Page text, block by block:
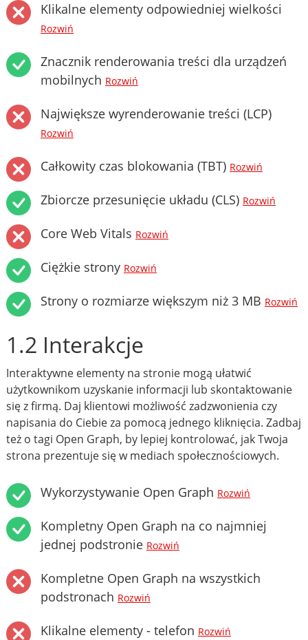
Klikalne elementy odpowiedniej wielkości
Rozwiń
Znacznik renderowania treści dla urządzeń
mobilnych Rozwiń
Największe wyrenderowanie treści (LCP)
Rozwiń
Całkowity czas blokowania (TBT) Rozwiń
Zbiorcze przesunięcie układu (CLS) Rozwiń
Core Web Vitals Rozwiń
Ciężkie strony Rozwiń
Strony o rozmiarze większym niż 3 MB Rozwiń
1.2 Interakcje
Interaktywne elementy na stronie mogą ułatwić
użytkownikom uzyskanie informacji lub skontaktowanie
się z firmą. Daj klientowi możliwość zadzwonienia czy
napisania do Ciebie za pomocą jednego kliknięcia. Zadbaj
też o tagi Open Graph, by lepiej kontrolować, jak Twoja
strona prezentuje się w mediach społecznościowych.
Wykorzystywanie Open Graph Rozwiń
Kompletny Open Graph na co najmniej
jednej podstronie Rozwiń
Kompletne Open Graph na wszystkich
podstronach Rozwiń
Klikalne elementy - telefon Rozwiń